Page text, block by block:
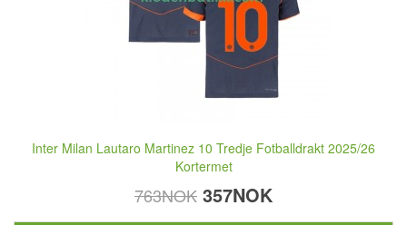
Inter Milan Lautaro Martinez 10 Tredje Fotballdrakt 2025/26
Kortermet
763NOK 357NOK